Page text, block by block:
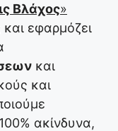
Βλάχος»
και εφαρμόζει
και
και
ακίνδυνα,